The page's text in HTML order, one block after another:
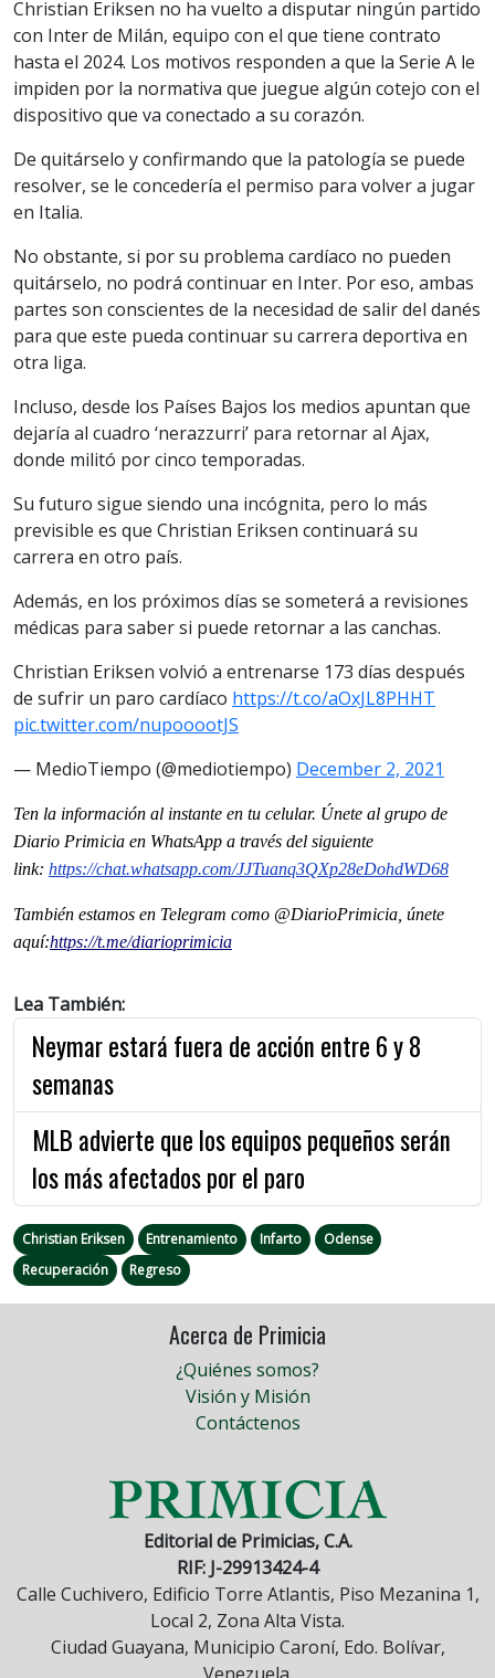
Christian Eriksen no ha vuelto a disputar ningún partido
con Inter de Milán, equipo con el que tiene contrato
hasta el 2024. Los motivos responden a que la Serie A le
impiden por la normativa que juegue algún cotejo con el
dispositivo que va conectado a su corazón.
De quitárselo y confirmando que la patología se puede
resolver, se le concedería el permiso para volver a jugar
en Italia.
No obstante, si por su problema cardíaco no pueden
quitárselo, no podrá continuar en Inter. Por eso, ambas
partes son conscientes de la necesidad de salir del danés
para que este pueda continuar su carrera deportiva en
otra liga.
Incluso, desde los Países Bajos los medios apuntan que
dejaría al cuadro ‘nerazzurri’ para retornar al Ajax,
donde militó por cinco temporadas.
Su futuro sigue siendo una incógnita, pero lo más
previsible es que Christian Eriksen continuará su
carrera en otro país.
Además, en los próximos días se someterá a revisiones
médicas para saber si puede retornar a las canchas.
Christian Eriksen volvió a entrenarse 173 días después
de sufrir un paro cardíaco https://t.co/aOxJL8PHHT
pic.twitter.com/nupooootJS
— MedioTiempo (@mediotiempo) December 2, 2021
Ten la información al instante en tu celular. Únete al grupo de
Diario Primicia en WhatsApp a través del siguiente
link: https://chat.whatsapp.com/JJTuanq3QXp28eDohdWD68
También estamos en Telegram como @DiarioPrimicia, únete
aquí:https://t.me/diarioprimicia
Lea También:
Neymar estará fuera de acción entre 6 y 8
semanas
MLB advierte que los equipos pequeños serán
los más afectados por el paro
Christian Eriksen Entrenamiento Infarto
Odense
Recuperación
Regreso
Acerca de Primicia
¿Quiénes somos?
Visión y Misión
Contáctenos
Editorial de Primicias, C.A.
RIF: J-29913424-4
Calle Cuchivero, Edificio Torre Atlantis, Piso Mezanina 1,
Local 2, Zona Alta Vista.
Ciudad Guayana, Municipio Caroní, Edo. Bolívar,